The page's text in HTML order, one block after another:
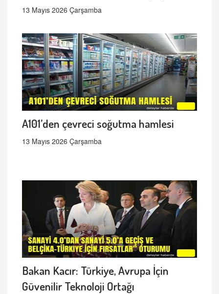
13 Mayıs 2026 Çarşamba
A101’den çevreci soğutma hamlesi
13 Mayıs 2026 Çarşamba
Bakan Kacır: Türkiye, Avrupa İçin
Güvenilir Teknoloji Ortağı